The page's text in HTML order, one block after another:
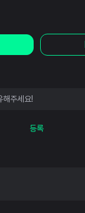
등록